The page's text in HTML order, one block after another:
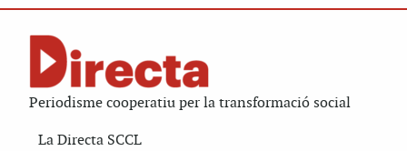
Periodisme cooperatiu per la transformació social
La Directa SCCL